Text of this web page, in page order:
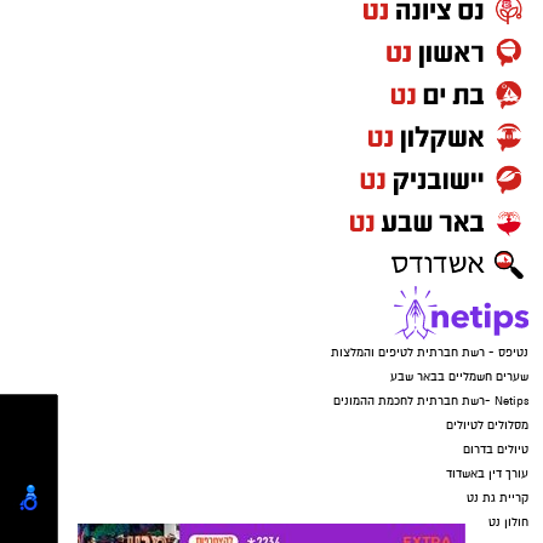
בעלי הזכויות בצילומים המגיעים לידינו. אם זיהיתים
בפרסומינו צילום שיש לכם זכויות בו, אתם רשאים
לפנות אלינו ולבקש לחדול מהשימוש באמצעות
כתובת המייל:ram@isnet.co.il
האירוע הופסק רק בנס, לאחר שאמה של אחד
הקורבנות, שדאגה מכך שבנה טרם שב, התקשרה
ללא הרף. התוקפים הורו לנער לענות ולומר שהוא
בפארק, וכשהבינו שהאם בדרכה למקום – הם
איימו על הקורבנות שאם ידברו הם יגיעו עד לביתם,
זרקו את הטלפונים ונמלטו מהמקום.
קרדיט: משטרת ישראל
נטיפס - רשת חברתית לטיפים והמלצות
שערים חשמליים בבאר שבע
Netips -רשת חברתית לחכמת ההמונים
מסלולים לטיולים
טיולים בדרום
עורך דין באשדוד
קריית גת נט
חולון נט